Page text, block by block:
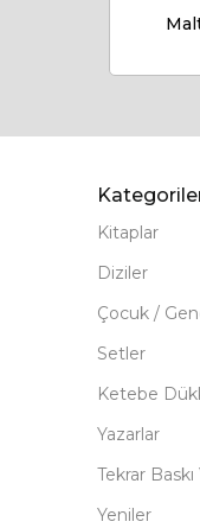
Kitaplar
Diziler
Çocuk /
Setler
Ketebe
Yazarlar
Tekrar
Yeniler